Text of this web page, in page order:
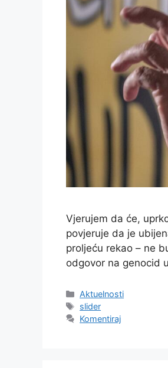
Vjerujem da će,
povjeruje da je
proljeću rekao – ne
odgovor na genocid
Kategorije
Aktuelnosti
Oznake
slider
Komentiraj